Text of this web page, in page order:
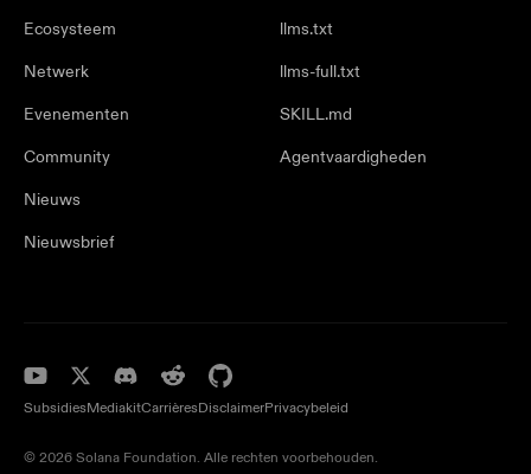
Ecosysteem
Netwerk
Evenementen
Community
Nieuws
Nieuwsbrief
llms.txt
llms-full.txt
SKILL.md
Agentvaardigheden
SubsidiesMediakitCarrièresDisclaimerPrivacybeleid
© 2026 Solana Foundation. Alle rechten voorbehouden.